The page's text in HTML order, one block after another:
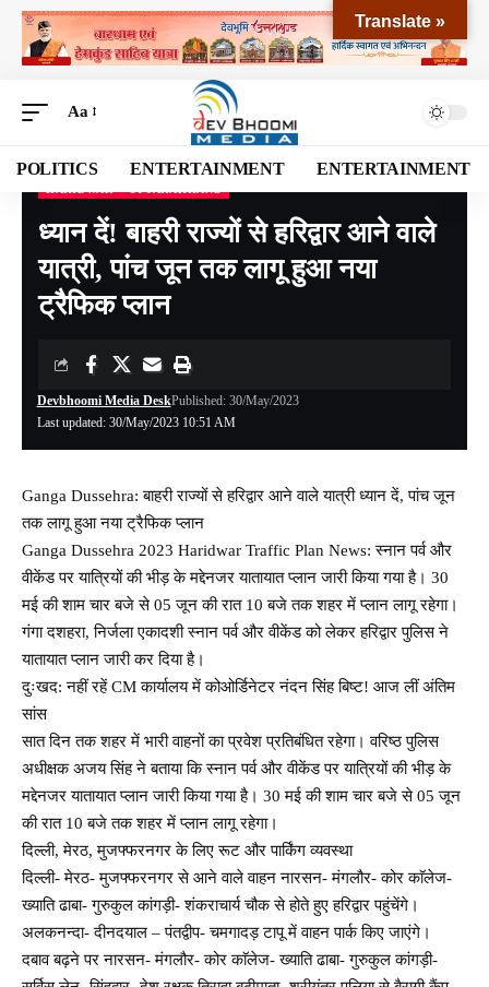
Aa
POLITICS ENTERTAINMENT ENTERTAINMENT
Devbhoomi Media>Blog> NATIONAL >UTTARAKHAND>HARIDWAR>
ध्यान दें! बाहरी राज्यों से हरिद्वार आने वाले
यात्री, पांच जून तक लागू हुआ नया
ट्रैफिक प्लान
Last updated: 30/May/2023 10:51 AM
Devbhoomi Media DeskPublished: 30/May/2023
Ganga Dussehra: बाहरी राज्यों से हरिद्वार आने वाले यात्री ध्यान दें, पांच जून
तक लागू हुआ नया ट्रैफिक प्लान
Ganga Dussehra 2023 Haridwar Traffic Plan News: स्नान पर्व और
वीकेंड पर यात्रियों की भीड़ के मद्देनजर यातायात प्लान जारी किया गया है। 30
मई की शाम चार बजे से 05 जून की रात 10 बजे तक शहर में प्लान लागू रहेगा।
गंगा दशहरा, निर्जला एकादशी स्नान पर्व और वीकेंड को लेकर हरिद्वार पुलिस ने
यातायात प्लान जारी कर दिया है।
दुःखद: नहीं रहें CM कार्यालय में कोओर्डिनेटर नंदन सिंह बिष्ट! आज लीं अंतिम
सांस
सात दिन तक शहर में भारी वाहनों का प्रवेश प्रतिबंधित रहेगा। वरिष्ठ पुलिस
अधीक्षक अजय सिंह ने बताया कि स्नान पर्व और वीकेंड पर यात्रियों की भीड़ के
मद्देनजर यातायात प्लान जारी किया गया है। 30 मई की शाम चार बजे से 05 जून
की रात 10 बजे तक शहर में प्लान लागू रहेगा।
दिल्ली, मेरठ, मुजफ्फरनगर के लिए रूट और पार्किंग व्यवस्था
दिल्ली- मेरठ- मुजफ्फरनगर से आने वाले वाहन नारसन- मंगलौर- कोर काॅलेज-
ख्याति ढाबा- गुरुकुल कांगड़ी- शंकराचार्य चौक से होते हुए हरिद्वार पहुंचेंगे।
अलकनन्दा- दीनदयाल – पंतद्वीप- चमगादड़ टापू में वाहन पार्क किए जाएंगे।
दबाव बढ़ने पर नारसन- मंगलौर- कोर काॅलेज- ख्याति ढाबा- गुरुकुल कांगड़ी-
Translate »